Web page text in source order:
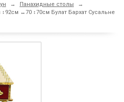
→ Панахидные столы
→
↔70 ↕70см Булат Бархат Сусальне